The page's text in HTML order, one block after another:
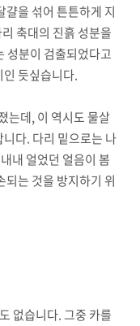
걀을 섞어 튼튼하게 지
축대의 진흙 성분을
성분이 검출되었다고
듯싶습니다.
는데, 이 역시도 물살
다. 다리 밑으로는 나
내 얼었던 얼음이 봄
되는 것을 방지하기 위
없습니다. 그중 카를